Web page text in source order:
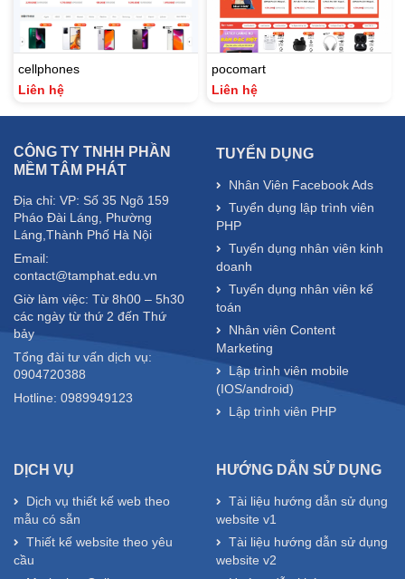
cellphones
Liên hệ
pocomart
Liên hệ
CÔNG TY TNHH PHẦN
MỀM TÂM PHÁT
Địa chỉ: VP: Số 35 Ngõ 159
Pháo Đài Láng, Phường
Láng,Thành Phố Hà Nội
Email:
contact@tamphat.edu.vn
Giờ làm việc: Từ 8h00 – 5h30
các ngày từ thứ 2 đến Thứ
bảy
Tổng đài tư vấn dịch vụ:
0904720388
Hotline: 0989949123
TUYỂN DỤNG
Nhân Viên Facebook Ads
Tuyển dụng lập trình viên
PHP
Tuyển dụng nhân viên kinh
doanh
Tuyển dụng nhân viên kế
toán
Nhân viên Content
Marketing
Lập trình viên mobile
(IOS/android)
Lập trình viên PHP
DỊCH VỤ
Dịch vụ thiết kế web theo
mẫu có sẵn
Thiết kế website theo yêu
cầu
HƯỚNG DẪN SỬ DỤNG
Tài liệu hướng dẫn sử dụng
website v1
Tài liệu hướng dẫn sử dụng
website v2